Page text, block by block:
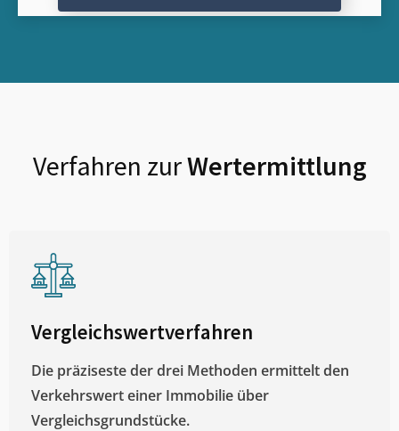
Verfahren zurWertermittlung
Vergleichswertverfahren
Die präziseste der drei Methoden ermittelt den
Verkehrswert einer Immobilie über
Vergleichsgrundstücke.